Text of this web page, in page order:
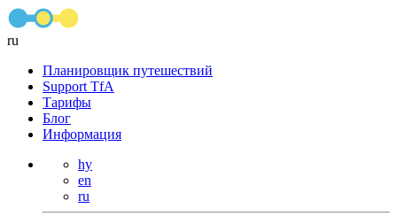
ru
Планировщик путешествий
Support TfA
Тарифы
Блог
Информация
hy
en
ru